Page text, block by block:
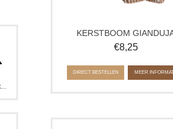
TRICOLORE KERSTBOOM
KERSTBOOM
€8,25
DIRECT BESTELLEN MEER